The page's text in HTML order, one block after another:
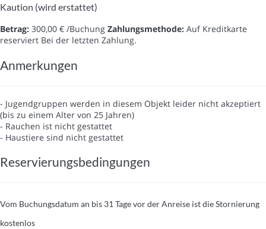
Kaution (wird erstattet)
Betrag: 300,00 € /Buchung Zahlungsmethode: Auf Kreditkarte
reserviert Bei der letzten Zahlung.
Anmerkungen
- Jugendgruppen werden in diesem Objekt leider nicht akzeptiert
(bis zu einem Alter von 25 Jahren)
- Rauchen ist nicht gestattet
- Haustiere sind nicht gestattet
Reservierungsbedingungen
Vom Buchungsdatum an bis 31 Tage vor der Anreise ist die Stornierung
kostenlos